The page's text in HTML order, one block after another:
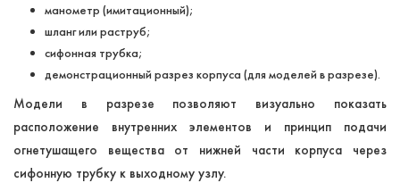
манометр (имитационный);
шланг или раструб;
сифонная трубка;
демонстрационный разрез корпуса (для моделей в разрезе).
Модели в разрезе позволяют визуально показать
расположение внутренних элементов и принцип подачи
огнетушащего вещества от нижней части корпуса через
сифонную трубку к выходному узлу.